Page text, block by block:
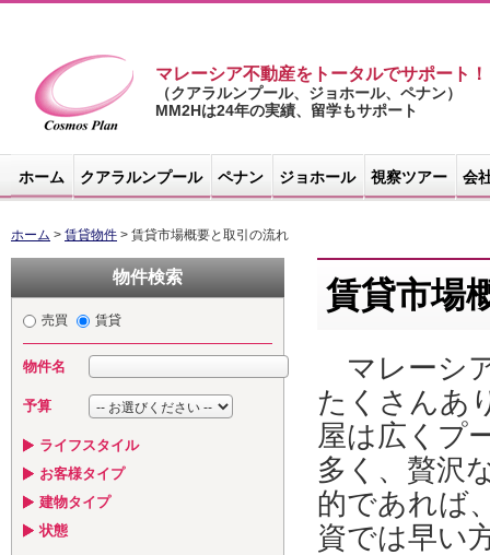
コスモスプラ
マレーシア不動産をトータルでサポート！
（クアラルンプール、ジョホール、ペナン）
MM2Hは24年の実績、留学もサポート
ホーム クアラルンプール ペナン ジョホール 視察ツアー 会
ホーム > 賃貸物件 > 賃貸市場概要と取引の流れ
物件検索
売買 賃貸
物件名
予算
ライフスタイル
お客様タイプ
建物タイプ
状態
賃貸市場
マレーシ
たくさんあ
屋は広くプ
多く、贅沢
的であれば
資では早い